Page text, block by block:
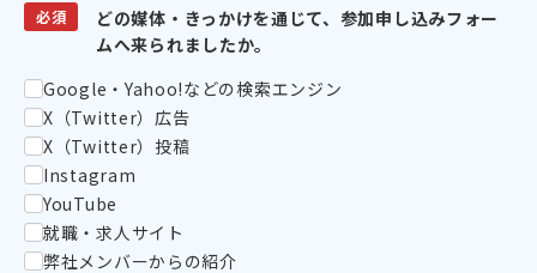
必須
どの媒体・きっかけを通じて、参加申し込みフォー
ムへ来られましたか。
Google・Yahoo!などの検索エンジン
X（Twitter）広告
X（Twitter）投稿
Instagram
YouTube
就職・求人サイト
弊社メンバーからの紹介